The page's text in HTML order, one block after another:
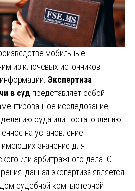
мобильные
из ключевых источников
Экспертиза
в суд представляет собой
исследование,
суда или постановлению
на установление
имеющих значение для
или арбитражного дела. С
данная экспертиза является
судебной компьютерной